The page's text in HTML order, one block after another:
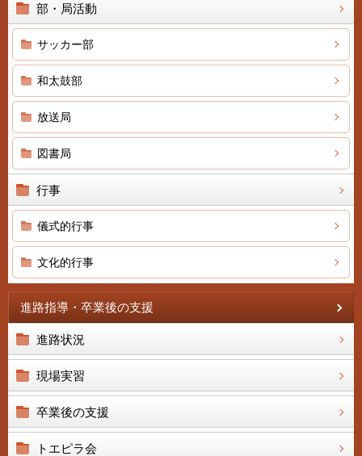
部・局活動
サッカー部
和太鼓部
放送局
図書局
行事
儀式的行事
文化的行事
進路指導・卒業後の支援
進路状況
現場実習
卒業後の支援
トエピラ会